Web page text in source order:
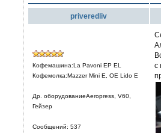
priveredliv
Кофемашина:La Pavoni EP EL
Кофемолка:Mazzer Mini E, OE Lido E
Др. оборудованиеAeropress, V60,
Гейзер
Сообщений: 537
с